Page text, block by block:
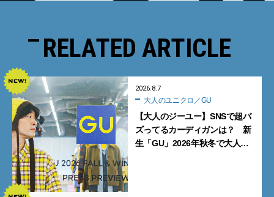
RELATED ARTICLE
2026.8.7
大人のユニクロ／GU
【大人のジーユー】SNSで超バ
ズってるカーディガンは？ 新
生「GU」2026年秋冬で大人メ